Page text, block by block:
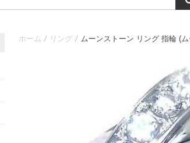
ホーム リング ムーンストーン リング 指輪 (